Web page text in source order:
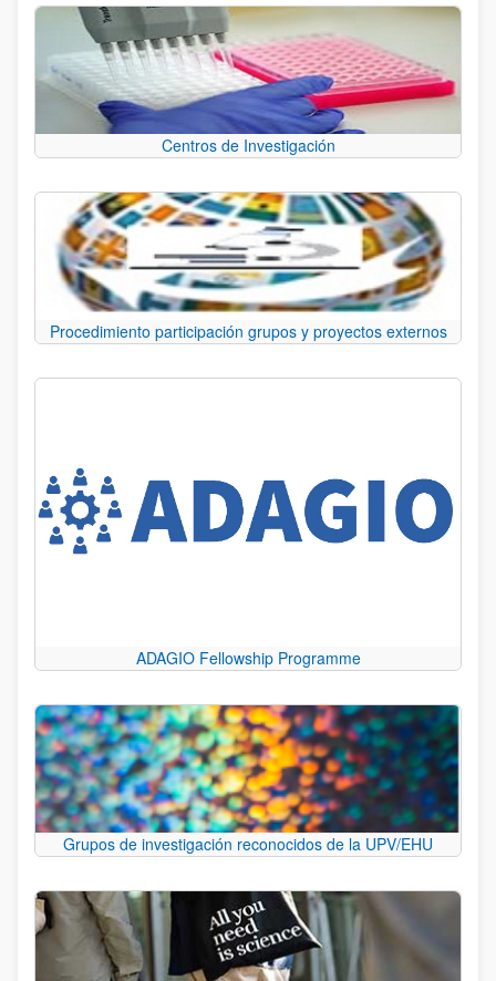
Centros de Investigación
Procedimiento participación grupos y proyectos externos
ADAGIO Fellowship Programme
Grupos de investigación reconocidos de la UPV/EHU